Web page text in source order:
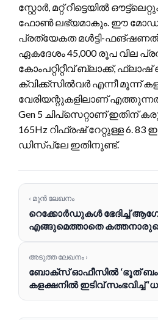
സ്റ്റോർ, മറ്റ് റീട്ടെയിൽ
ഫോൺ ലഭ്യമാകും. ഈ
പ്രത്യേകത മൾട്ടി-
ഏകദേശം 45,000 രൂപ വില
കോംപറ്റിറ്റീവ് ബ്ലാക്ക്, ഫ്ലാഷ്
ക്വിക്ക്‌സിൽവർ എന്നീ മൂന്ന്
വേരിയന്റുകളിലാണ്
Gen 5 ചിപ്‌സെറ്റാണ് ഇതിന്
165Hz റിഫ്രഷ് റേറ്റുള്ള 6. 83
ഡിസ്‌പ്ലേ ഇതിനുണ്ട്.
‹ മുൻ ലേഖനം
റെക്കോർഡുകൾ ഭേദിച്ച്
എങ്ങുമെത്താതെ കത്തനാരുടെ
അടുത്ത ലേഖനം ›
ബോക്സ് ഓഫീസിൽ ‘ഭൂത്
കളക്ഷനിൽ ഇടിവ് സംഭവിച്ച്